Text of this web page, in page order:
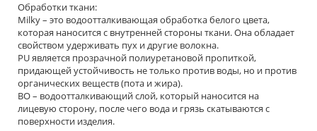
Обработки ткани:
Milky – это водоотталкивающая обработка белого цвета,
которая наносится с внутренней стороны ткани. Она обладает
свойством удерживать пух и другие волокна.
PU является прозрачной полиуретановой пропиткой,
придающей устойчивость не только против воды, но и против
органических веществ (пота и жира).
ВО – водоотталкивающий слой, который наносится на
лицевую сторону, после чего вода и грязь скатываются с
поверхности изделия.